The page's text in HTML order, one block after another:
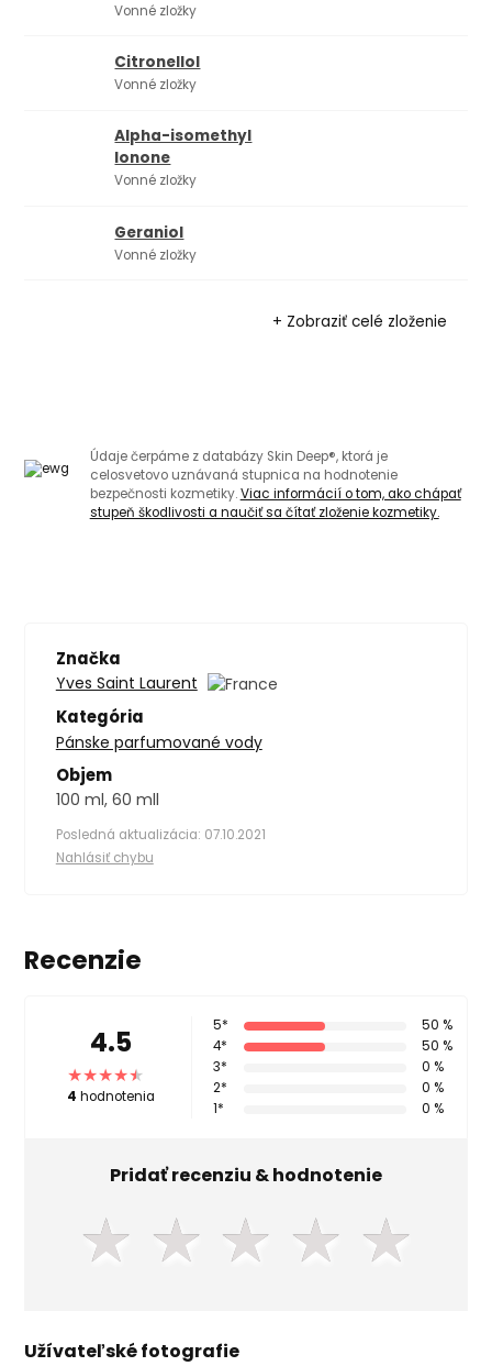
Vonné zložky
Citronellol
Vonné zložky
Alpha-isomethyl
Ionone
Vonné zložky
Geraniol
Vonné zložky
+ Zobraziť celé zloženie
Údaje čerpáme z databázy Skin Deep®, ktorá je
celosvetovo uznávaná stupnica na hodnotenie
bezpečnosti kozmetiky.Viac informácií o tom, ako chápať
stupeň škodlivosti a naučiť sa čítať zloženie kozmetiky.
Značka
Yves Saint Laurent
Kategória
Pánske parfumované vody
Objem
100 ml, 60 mll
Posledná aktualizácia: 07.10.2021
Nahlásiť chybu
Recenzie
4.5
4 hodnotenia
5*
50 %
4*
50 %
3*
0 %
2*
0 %
1*
0 %
Pridať recenziu & hodnotenie
★ ★ ★ ★ ★
Užívateľské fotografie